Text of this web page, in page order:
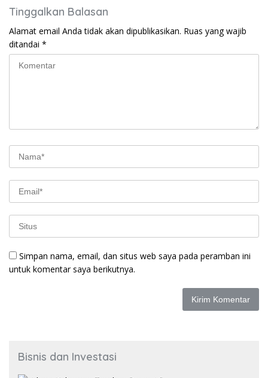
Tinggalkan Balasan
Alamat email Anda tidak akan dipublikasikan. Ruas yang wajib
ditandai *
Simpan nama, email, dan situs web saya pada peramban ini
untuk komentar saya berikutnya.
Bisnis dan Investasi